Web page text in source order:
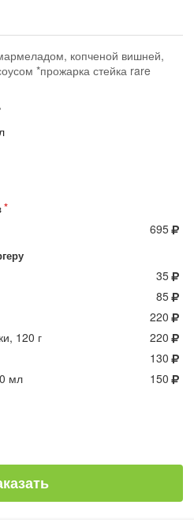
копченой вишней,
*прожарка стейка rare
695
35
85
220
120 г
220
130
мл
150